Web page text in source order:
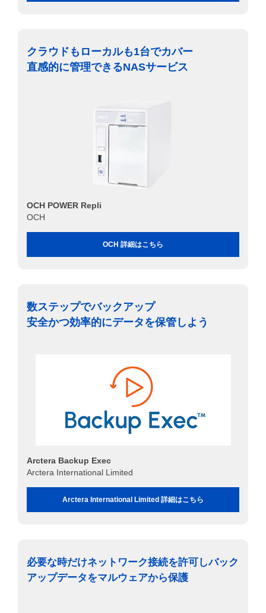
クラウドもローカルも1台でカバー
直感的に管理できるNASサービス
OCH POWER Repli
OCH
OCH 詳細はこちら
数ステップでバックアップ
安全かつ効率的にデータを保管しよう
Arctera Backup Exec
Arctera International Limited
Arctera International Limited 詳細はこちら
必要な時だけネットワーク接続を許可しバック
アップデータをマルウェアから保護